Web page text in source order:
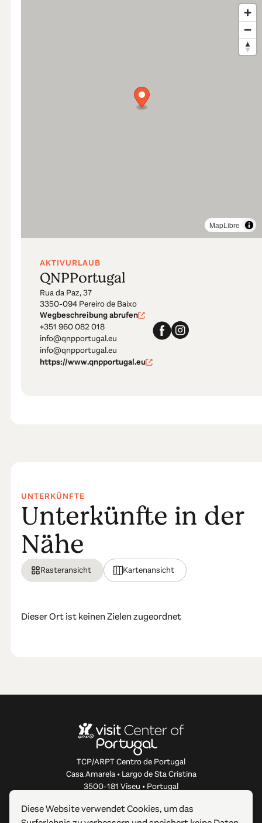
AKTIVURLAUB
QNPPortugal
Rua da Paz, 37
3350-094 Pereiro de Baixo
Wegbeschreibung abrufen
+351 960 082 018
info@qnpportugal.eu
info@qnpportugal.eu
https://www.qnpportugal.eu
MapLibre
UNTERKÜNFTE
Unterkünfte in der
Nähe
Rasteransicht Kartenansicht
Dieser Ort ist keinen Zielen zugeordnet
TCP/ARPT Centro de Portugal
Casa Amarela • Largo de Sta Cristina
3500-181 Viseu • Portugal
Diese Website verwendet Cookies, um das